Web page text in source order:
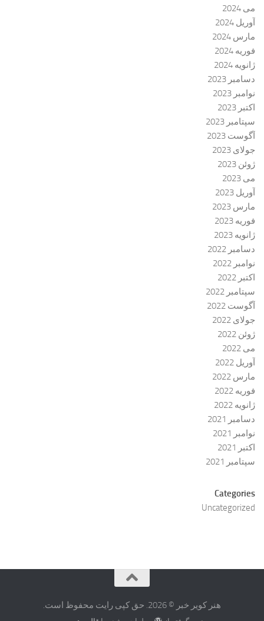
می 2024
آوریل 2024
مارس 2024
فوریه 2024
ژانویه 2024
دسامبر 2023
نوامبر 2023
اکتبر 2023
سپتامبر 2023
آگوست 2023
جولای 2023
ژوئن 2023
می 2023
آوریل 2023
مارس 2023
فوریه 2023
ژانویه 2023
دسامبر 2022
نوامبر 2022
اکتبر 2022
سپتامبر 2022
آگوست 2022
جولای 2022
ژوئن 2022
می 2022
آوریل 2022
مارس 2022
فوریه 2022
ژانویه 2022
دسامبر 2021
نوامبر 2021
اکتبر 2021
سپتامبر 2021
Categories
Uncategorized
هنر کویر خبر © 2026. حق کپی رایت محفوظ است.